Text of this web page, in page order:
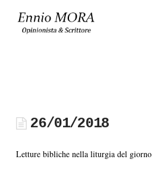
Ennio
26/01/2018
Letture bibliche nella liturgia del giorno